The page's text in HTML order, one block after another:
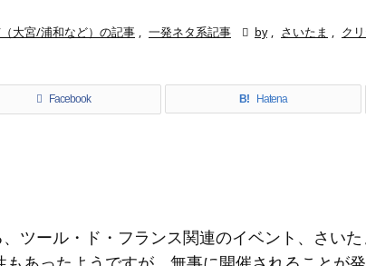
大宮/浦和など）の記事 , 一発ネタ系記事  by , さいたま , ク
Facebook B! Hatena
ツール・ド・フランス関連のイベント、さい